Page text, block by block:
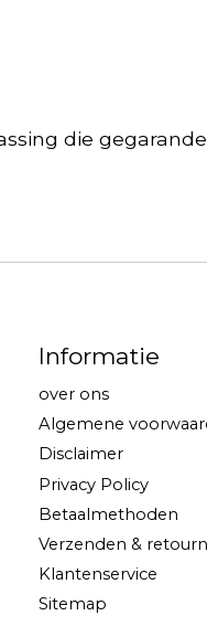
die
Informatie
over ons
Algemene
Disclaimer
Privacy Policy
Betaalmethoden
Verzenden &
Klantenservice
Sitemap